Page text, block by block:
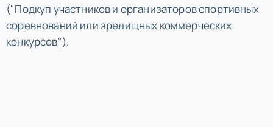
("Подкуп участников и организаторов спортивных
соревнований или зрелищных коммерческих
конкурсов").